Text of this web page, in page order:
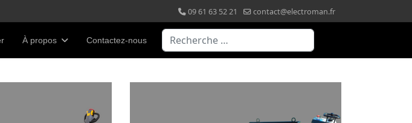
09 61 63 52 21 contact@electroman.fr
À propos Contactez-nous Valider